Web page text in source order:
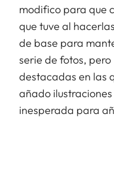
modifico para que
que tuve al
de base para
serie de fotos,
destacadas en las
añado
inesperada para